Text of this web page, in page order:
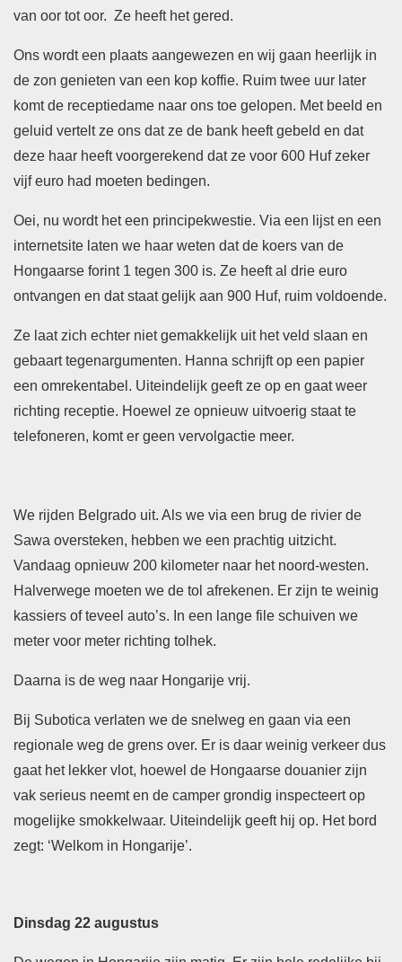
van oor tot oor. Ze heeft het gered.
Ons wordt een plaats aangewezen en wij gaan heerlijk in
de zon genieten van een kop koffie. Ruim twee uur later
komt de receptiedame naar ons toe gelopen. Met beeld en
geluid vertelt ze ons dat ze de bank heeft gebeld en dat
deze haar heeft voorgerekend dat ze voor 600 Huf zeker
vijf euro had moeten bedingen.
Oei, nu wordt het een principekwestie. Via een lijst en een
internetsite laten we haar weten dat de koers van de
Hongaarse forint 1 tegen 300 is. Ze heeft al drie euro
ontvangen en dat staat gelijk aan 900 Huf, ruim voldoende.
Ze laat zich echter niet gemakkelijk uit het veld slaan en
gebaart tegenargumenten. Hanna schrijft op een papier
een omrekentabel. Uiteindelijk geeft ze op en gaat weer
richting receptie. Hoewel ze opnieuw uitvoerig staat te
telefoneren, komt er geen vervolgactie meer.
We rijden Belgrado uit. Als we via een brug de rivier de
Sawa oversteken, hebben we een prachtig uitzicht.
Vandaag opnieuw 200 kilometer naar het noord-westen.
Halverwege moeten we de tol afrekenen. Er zijn te weinig
kassiers of teveel auto’s. In een lange file schuiven we
meter voor meter richting tolhek.
Daarna is de weg naar Hongarije vrij.
Bij Subotica verlaten we de snelweg en gaan via een
regionale weg de grens over. Er is daar weinig verkeer dus
gaat het lekker vlot, hoewel de Hongaarse douanier zijn
vak serieus neemt en de camper grondig inspecteert op
mogelijke smokkelwaar. Uiteindelijk geeft hij op. Het bord
zegt: ‘Welkom in Hongarije’.
Dinsdag 22 augustus